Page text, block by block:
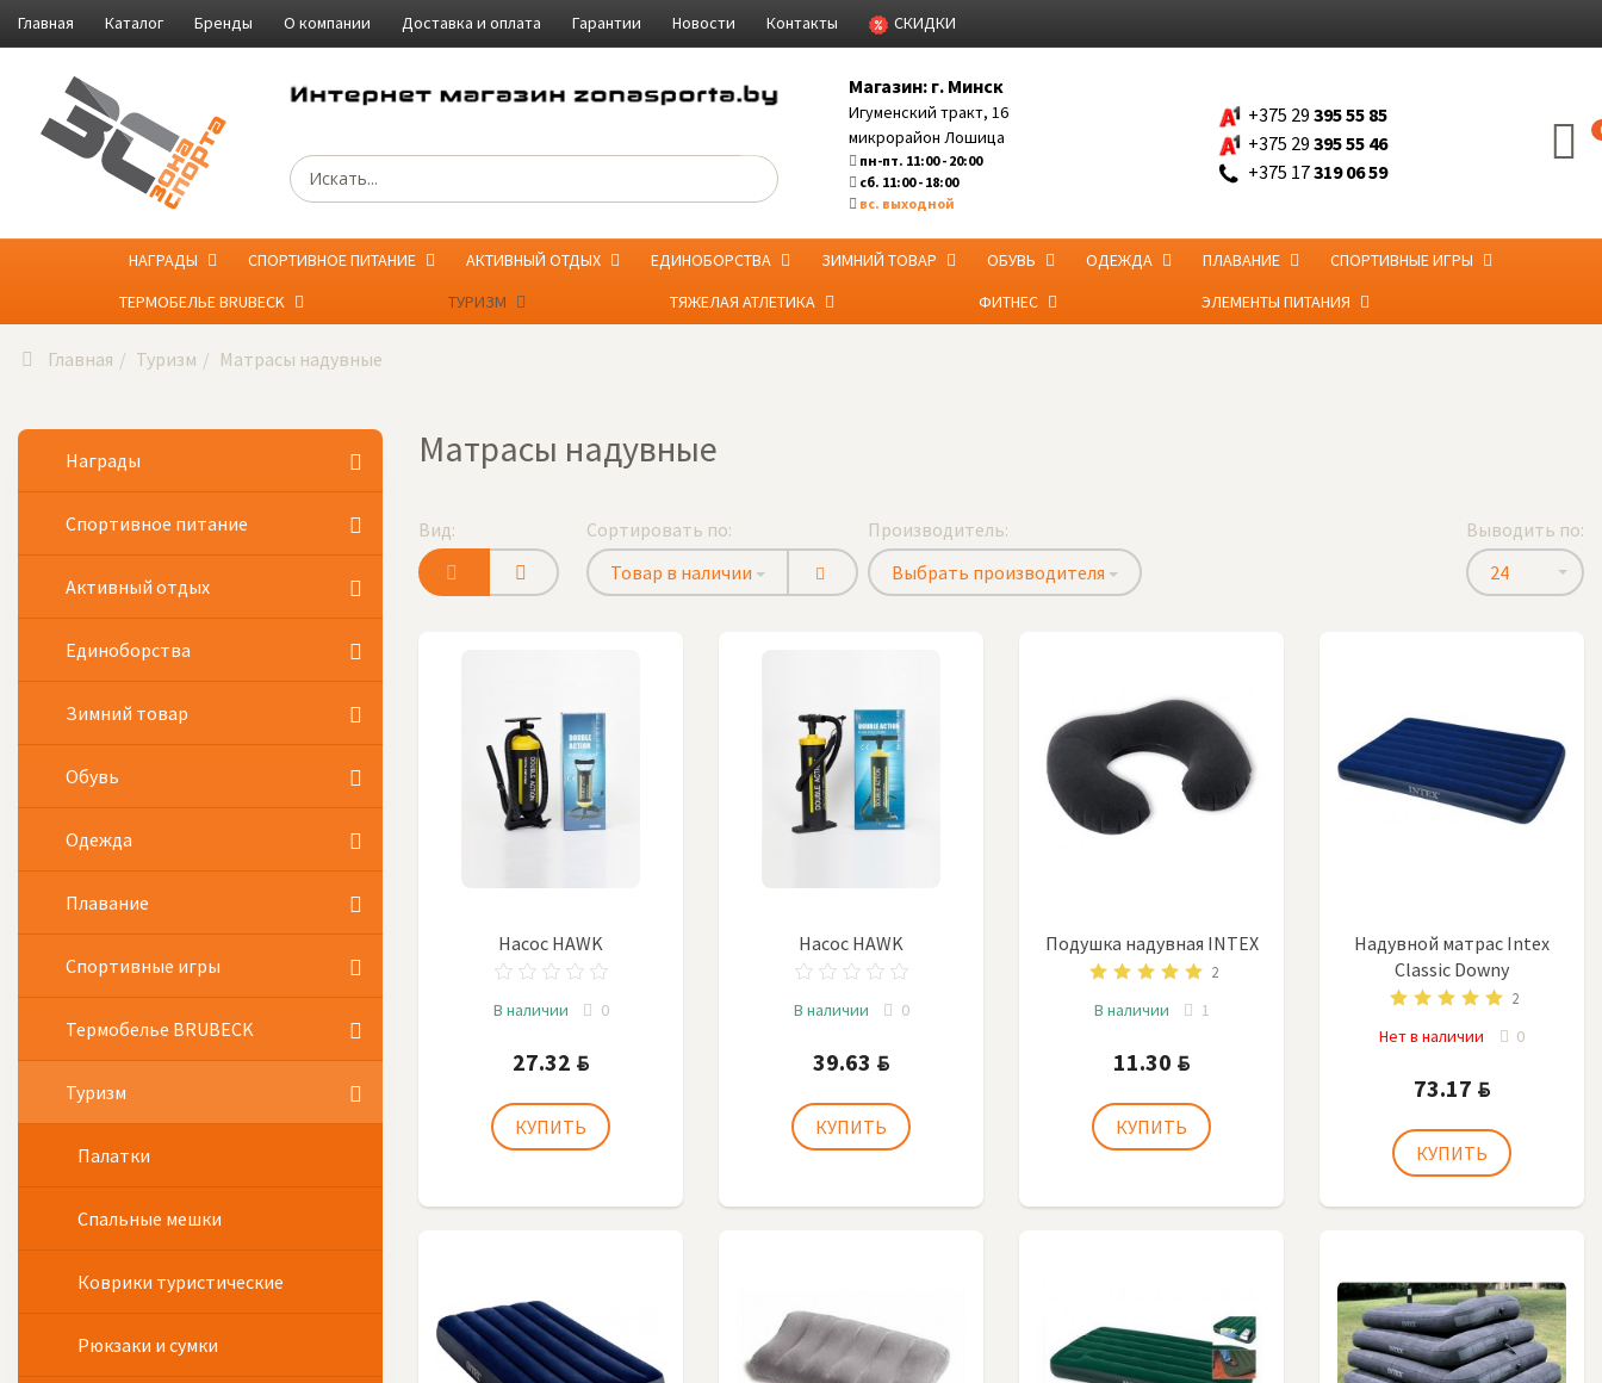
Главная Каталог Бренды О компании Доставка и оплата Гарантии Новости Контакты СКИДКИ
Магазин: г. Минск
Игуменский тракт, 16
микрорайон Лошица
пн-пт. 11:00 - 20:00
сб. 11:00 - 18:00
вс. выходной
+375 29 395 55 85
+375 29 395 55 46
+375 17319 06 59
НАГРАДЫ СПОРТИВНОЕ ПИТАНИЕ АКТИВНЫЙ ОТДЫХ ЕДИНОБОРСТВА ЗИМНИЙ ТОВАР ОБУВЬ ОДЕЖДА ПЛАВАНИЕ
СПОРТИВНЫЕ ИГРЫ
ТЕРМОБЕЛЬЕ BRUBECK
ТУРИЗМ ТЯЖЕЛАЯ АТЛЕТИКА ФИТНЕС ЭЛЕМЕНТЫ ПИТАНИЯ
Главная Туризм Матрасы надувные
Матрасы надувные
Вид:
Сортировать по:
Товар в наличии
Производитель:
Выбрать производителя
Выводить по:
24
Насос HAWK
В наличии 0
27.32 BYN
Насос HAWK
В наличии 0
39.63 BYN
Подушка надувная INTEX
2
В наличии 1
11.30 BYN
Надувной матрас Intex
Classic Downy
2
Нет в наличии 0
73.17 BYN
Награды
Спортивное питание
Активный отдых
Единоборства
Зимний товар
Обувь
Одежда
Плавание
Спортивные игры
Термобелье BRUBECK
Туризм
Палатки
Спальные мешки
Коврики туристические
Рюкзаки и сумки